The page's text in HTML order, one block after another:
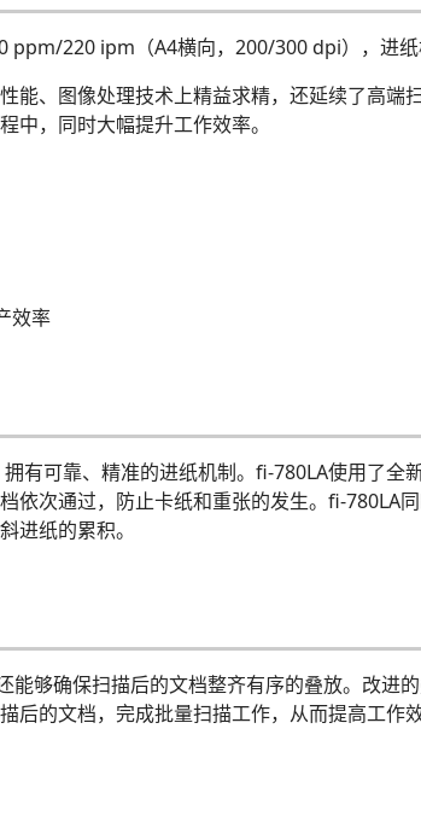
ppm/220 ipm（A4横向，200/300 dpi），进纸
能、图像处理技术上精益求精，还延续了高
中，同时大幅提升工作效率。
效率
拥有可靠、精准的进纸机制。fi-780LA使用了
依次通过，防止卡纸和重张的发生。fi-
进纸的累积。
能够确保扫描后的文档整齐有序的叠放。改
后的文档，完成批量扫描工作，从而提高工作效